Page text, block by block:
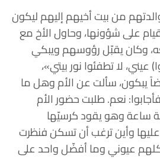
من بيت أخيهم إليهم ليكون
على شؤونها، وحاول الأخ مع
وكان يقبّل رؤوسهم ويبكي
لا تطفئوا نور بيتي»،
يبكون، سألت عن الأم وهل ما
نعم.‏ طلبت حضور الأم
ساعة وهو يقود كرسيّها
وأين ترغب أن تسكن فنظرت
عيوني وما أفضّل واحد على